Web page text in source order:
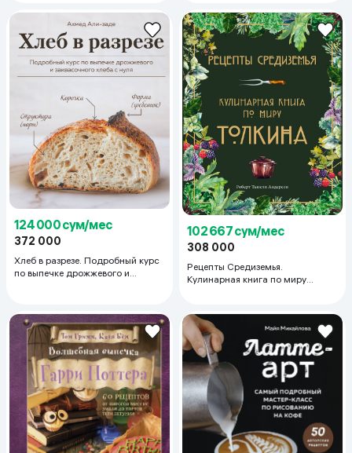
124 000 сум/мес
372 000
Хлеб в разрезе. Подробный курс
по выпечке дрожжевого и
102 667 сум/мес
308 000
Рецепты Средиземья.
Кулинарная книга по миру